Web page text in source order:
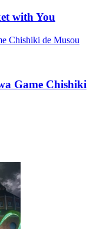
with You
Game Chishiki